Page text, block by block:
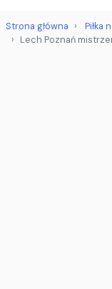
Strona główna
Piłka
Lech Poznań